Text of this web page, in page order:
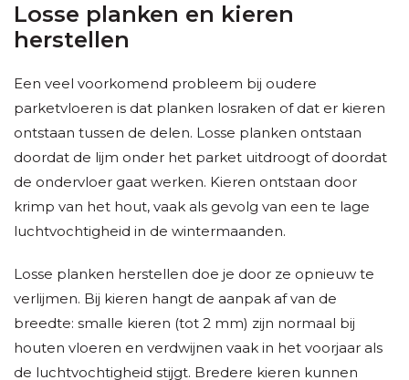
Losse planken en kieren
herstellen
Een veel voorkomend probleem bij oudere
parketvloeren is dat planken losraken of dat er kieren
ontstaan tussen de delen. Losse planken ontstaan
doordat de lijm onder het parket uitdroogt of doordat
de ondervloer gaat werken. Kieren ontstaan door
krimp van het hout, vaak als gevolg van een te lage
luchtvochtigheid in de wintermaanden.
Losse planken herstellen doe je door ze opnieuw te
verlijmen. Bij kieren hangt de aanpak af van de
breedte: smalle kieren (tot 2 mm) zijn normaal bij
houten vloeren en verdwijnen vaak in het voorjaar als
de luchtvochtigheid stijgt. Bredere kieren kunnen